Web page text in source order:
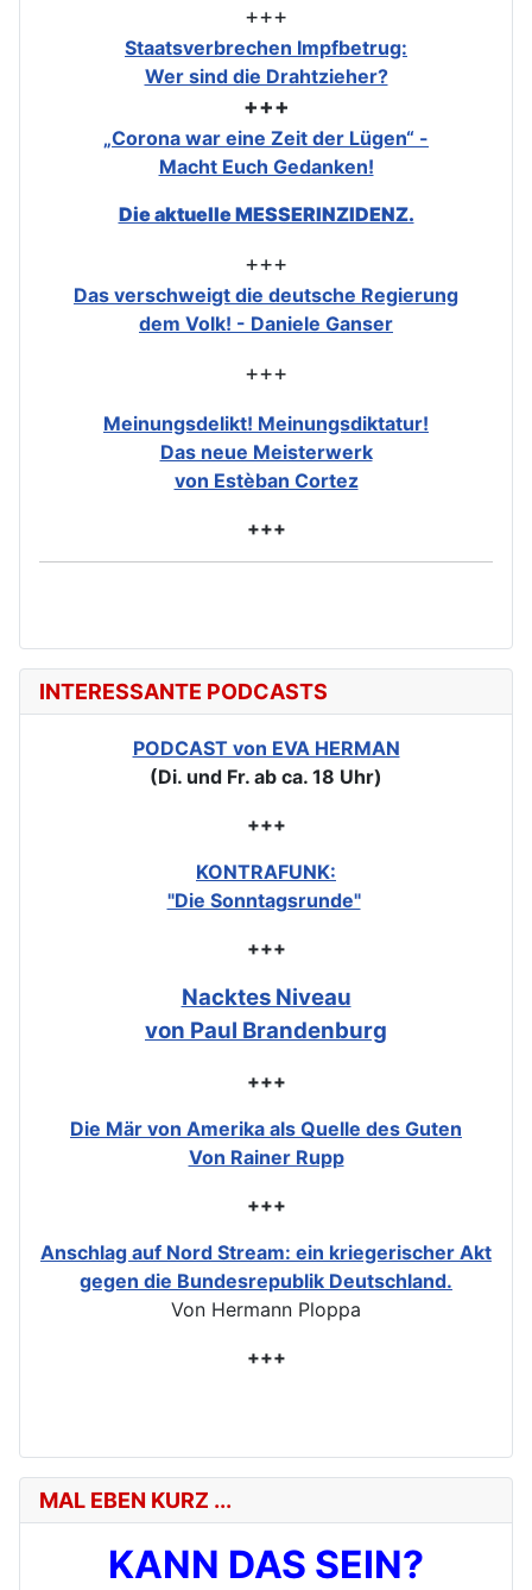
+++
Staatsverbrechen Impfbetrug:
Wer sind die Drahtzieher?
+++
„Corona war eine Zeit der Lügen“ -
Macht Euch Gedanken!
Die aktuelle MESSERINZIDENZ.
+++
Das verschweigt die deutsche Regierung
dem Volk! - Daniele Ganser
+++
Meinungsdelikt! Meinungsdiktatur!
Das neue Meisterwerk
von Estèban Cortez
+++
INTERESSANTE PODCASTS
PODCAST von EVA HERMAN
(Di. und Fr. ab ca. 18 Uhr)
+++
KONTRAFUNK:
"Die Sonntagsrunde"
+++
Nacktes Niveau
von Paul Brandenburg
+++
Die Mär von Amerika als Quelle des Guten
Von Rainer Rupp
+++
Anschlag auf Nord Stream: ein kriegerischer Akt
gegen die Bundesrepublik Deutschland.
Von Hermann Ploppa
+++
MAL EBEN KURZ ...
KANN DAS SEIN?